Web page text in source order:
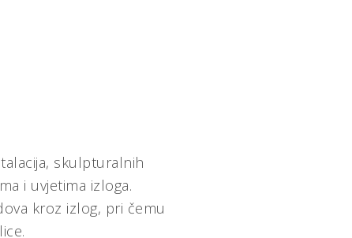
skulpturalnih
i uvjetima izloga.
kroz izlog, pri čemu